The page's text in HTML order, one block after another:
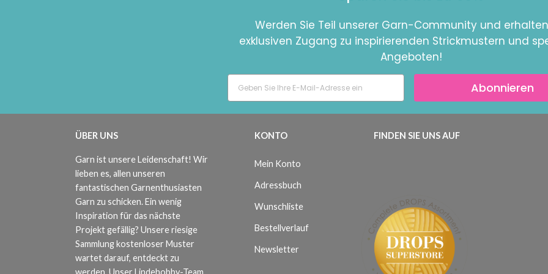
Werden Sie Teil unserer Garn-Community und
exklusiven Zugang zu inspirierenden Strickmustern und
Angeboten!
Abonnieren
ÜBER UNS
Garn ist unsere Leidenschaft! Wir
lieben es, allen unseren
fantastischen Garnenthusiasten
Garn zu schicken. Ein wenig
Inspiration für das nächste
Projekt gefällig? Unsere riesige
Sammlung kostenloser Muster
wartet darauf, entdeckt zu
KONTO
Mein Konto
Adressbuch
Wunschliste
Bestellverlauf
Newsletter
FINDEN SIE UNS AUF